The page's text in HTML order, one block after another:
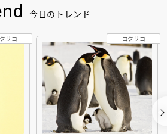
今日のトレンド
リコ コクリコ